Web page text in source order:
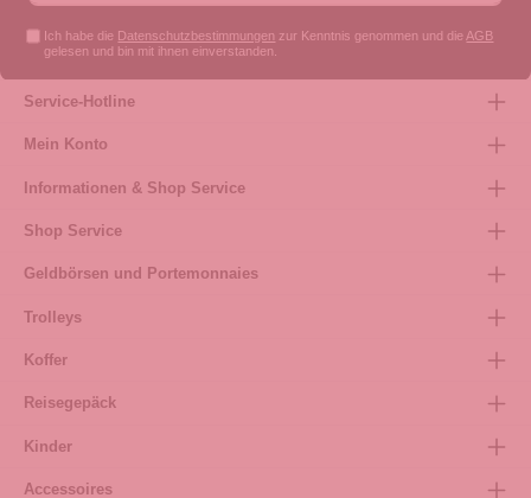
Ich habe die Datenschutzbestimmungen zur Kenntnis genommen und die AGB
gelesen und bin mit ihnen einverstanden.
Service-Hotline
Mein Konto
Informationen & Shop Service
Shop Service
Geldbörsen und Portemonnaies
Trolleys
Koffer
Reisegepäck
Kinder
Accessoires